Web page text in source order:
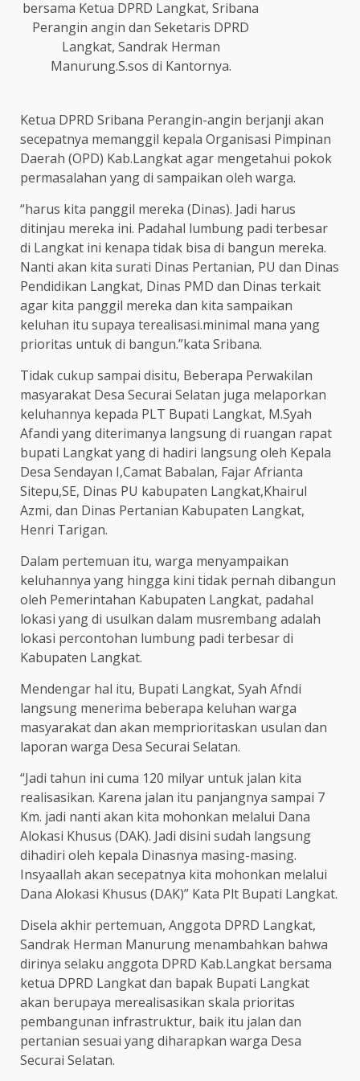
bersama Ketua DPRD Langkat, Sribana
Perangin angin dan Seketaris DPRD
Langkat, Sandrak Herman
Manurung.S.sos di Kantornya.
Ketua DPRD Sribana Perangin-angin berjanji akan
secepatnya memanggil kepala Organisasi Pimpinan
Daerah (OPD) Kab.Langkat agar mengetahui pokok
permasalahan yang di sampaikan oleh warga.
“harus kita panggil mereka (Dinas). Jadi harus
ditinjau mereka ini. Padahal lumbung padi terbesar
di Langkat ini kenapa tidak bisa di bangun mereka.
Nanti akan kita surati Dinas Pertanian, PU dan Dinas
Pendidikan Langkat, Dinas PMD dan Dinas terkait
agar kita panggil mereka dan kita sampaikan
keluhan itu supaya terealisasi.minimal mana yang
prioritas untuk di bangun.”kata Sribana.
Tidak cukup sampai disitu, Beberapa Perwakilan
masyarakat Desa Securai Selatan juga melaporkan
keluhannya kepada PLT Bupati Langkat, M.Syah
Afandi yang diterimanya langsung di ruangan rapat
bupati Langkat yang di hadiri langsung oleh Kepala
Desa Sendayan I,Camat Babalan, Fajar Afrianta
Sitepu,SE, Dinas PU kabupaten Langkat,Khairul
Azmi, dan Dinas Pertanian Kabupaten Langkat,
Henri Tarigan.
Dalam pertemuan itu, warga menyampaikan
keluhannya yang hingga kini tidak pernah dibangun
oleh Pemerintahan Kabupaten Langkat, padahal
lokasi yang di usulkan dalam musrembang adalah
lokasi percontohan lumbung padi terbesar di
Kabupaten Langkat.
Mendengar hal itu, Bupati Langkat, Syah Afndi
langsung menerima beberapa keluhan warga
masyarakat dan akan memprioritaskan usulan dan
laporan warga Desa Securai Selatan.
“Jadi tahun ini cuma 120 milyar untuk jalan kita
realisasikan. Karena jalan itu panjangnya sampai 7
Km. jadi nanti akan kita mohonkan melalui Dana
Alokasi Khusus (DAK). Jadi disini sudah langsung
dihadiri oleh kepala Dinasnya masing-masing.
Insyaallah akan secepatnya kita mohonkan melalui
Dana Alokasi Khusus (DAK)” Kata Plt Bupati Langkat.
Disela akhir pertemuan, Anggota DPRD Langkat,
Sandrak Herman Manurung menambahkan bahwa
dirinya selaku anggota DPRD Kab.Langkat bersama
ketua DPRD Langkat dan bapak Bupati Langkat
akan berupaya merealisasikan skala prioritas
pembangunan infrastruktur, baik itu jalan dan
pertanian sesuai yang diharapkan warga Desa
Securai Selatan.